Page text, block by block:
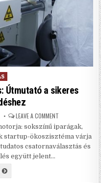
Útmutató a sikeres
LEAVE A COMMENT ON BUDAPESTI
sokszínű iparágak,
startup-ökoszisztéma várja
csatornaválasztás és
együtt jelent…
MUNKA ÉS ÁLLÁS: